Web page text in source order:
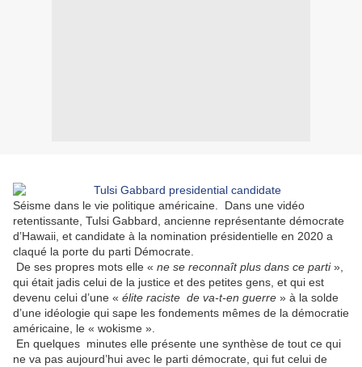
Séisme dans le vie politique américaine.
Dans une vidéo
retentissante, Tulsi Gabbard, ancienne représentante démocrate
d’Hawaii, et candidate à la nomination présidentielle en 2020 a
claqué la porte du parti Démocrate.
De ses propres mots elle « ne se reconnaît plus dans ce parti»,
qui était jadis celui de la justice et des petites gens, et qui est
devenu celui d’une « élite raciste de va-t-en guerre » à la solde
d’une idéologie qui sape les fondements mêmes de la démocratie
américaine, le « wokisme ».
En quelques minutes elle présente une synthèse de tout ce qui
ne va pas aujourd’hui avec le parti démocrate, qui fut celui de